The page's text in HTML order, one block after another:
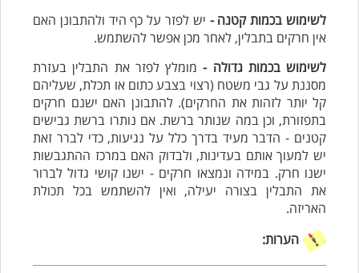
לשימוש בכמות קטנה - יש לפזר על כף היד ולהתבונן האם
אין חרקים בתבלין, לאחר מכן אפשר להשתמש.
לשימוש בכמות גדולה - מומלץ לפזר את התבלין בעזרת
מסננת על גבי משטח (רצוי בצבע כתום או תכלת, שעליהם
קל יותר לזהות את החרקים). להתבונן האם ישנם חרקים
בתפזורת, וכן במה שנותר ברשת. אם נותרו ברשת גבישים
קטנים - הדבר מעיד בדרך כלל על נגיעות, כדי לברר זאת
יש למעוך אותם בעדינות, ולבדוק האם במרכז ההתגבשות
ישנו חרק. במידה ונמצאו חרקים - ישנו קושי גדול לברור
את התבלין בצורה יעילה, ואין להשתמש בכל תכולת
האריזה.
הערות: